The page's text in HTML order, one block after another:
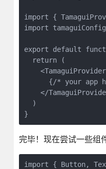
import {
import
export default
  return (
{/* your app
</
  )
}
完毕！现在尝试一些组
import { Button,